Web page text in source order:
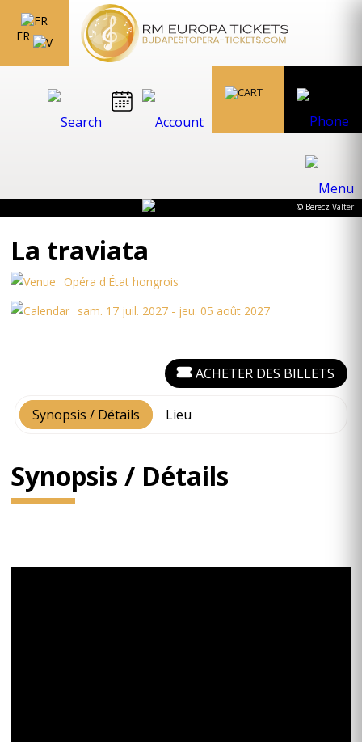
FR
© Berecz Valter
La traviata
Opéra d'État hongrois
sam. 17 juil. 2027 - jeu. 05 août 2027
Synopsis / Détails Lieu
ACHETER DES BILLETS
Synopsis / Détails